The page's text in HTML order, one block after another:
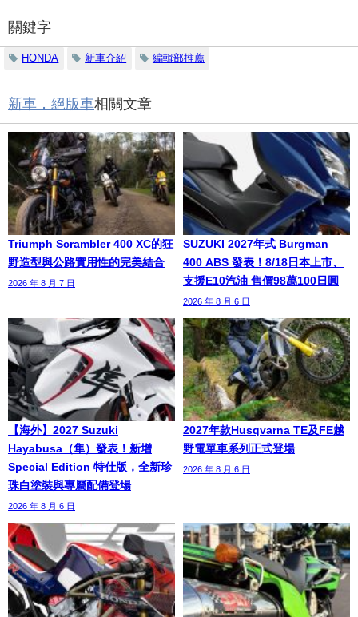
關鍵字
HONDA 新車介紹 編輯部推薦
新車．絕版車相關文章
Triumph Scrambler 400 XC的狂
野造型與公路實用性的完美結合
2026 年 8 月 7 日
SUZUKI 2027年式 Burgman
400 ABS 發表！8/18日本上市、
支援E10汽油 售價98萬100日圓
2026 年 8 月 6 日
【海外】2027 Suzuki
Hayabusa（隼）發表！新增
Special Edition 特仕版，全新珍
珠白塗裝與專屬配備登場
2026 年 8 月 6 日
2027年款Husqvarna TE及FE越
野電單車系列正式登場
2026 年 8 月 6 日